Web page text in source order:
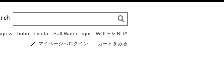
bobo cienta Salt Water igor
WOLF & RITA
マイページへログイン
カートをみる